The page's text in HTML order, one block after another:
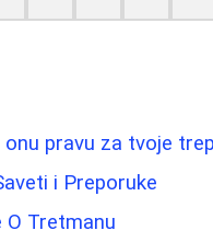
pravu za tvoje
i Preporuke
O Tretmanu